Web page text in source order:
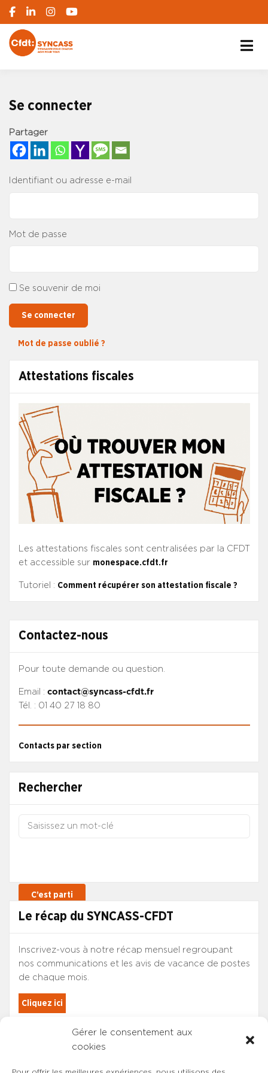
Gérer le consentement aux
cookies
Attestations fiscales
Les attestations fiscales sont centralisées par la CFDT
et accessible sur monespace.cfdt.fr
Tutoriel : Comment récupérer son attestation fiscale ?
Contactez-nous
Pour toute demande ou question.
Email : contact@syncass-cfdt.fr
Tél. : 01 40 27 18 80
Contacts par section
Se connecter
Partager
Identifiant ou adresse e-mail
Mot de passe
Se souvenir de moi
Se connecter
Mot de passe oublié ?
Rechercher
Le récap du SYNCASS-CFDT
Inscrivez-vous à notre récap mensuel regroupant
nos communications et les avis de vacance de postes
de chaque mois.
Cliquez ici
Les adhérents du SYNCASS-CFDT
sont automatiquement inscrits.